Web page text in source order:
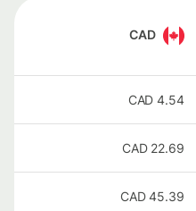
CAD
4.54
CAD
22.69
CAD
45.39
CAD